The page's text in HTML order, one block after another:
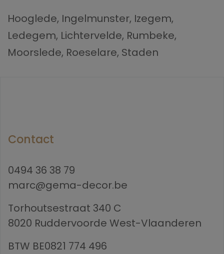
Hooglede, Ingelmunster, Izegem,
Ledegem, Lichtervelde, Rumbeke,
Moorslede, Roeselare, Staden
Contact
0494 36 38 79
marc@gema-decor.be
Torhoutsestraat 340 C
8020 Ruddervoorde West-Vlaanderen
BTW BE0821 774 496